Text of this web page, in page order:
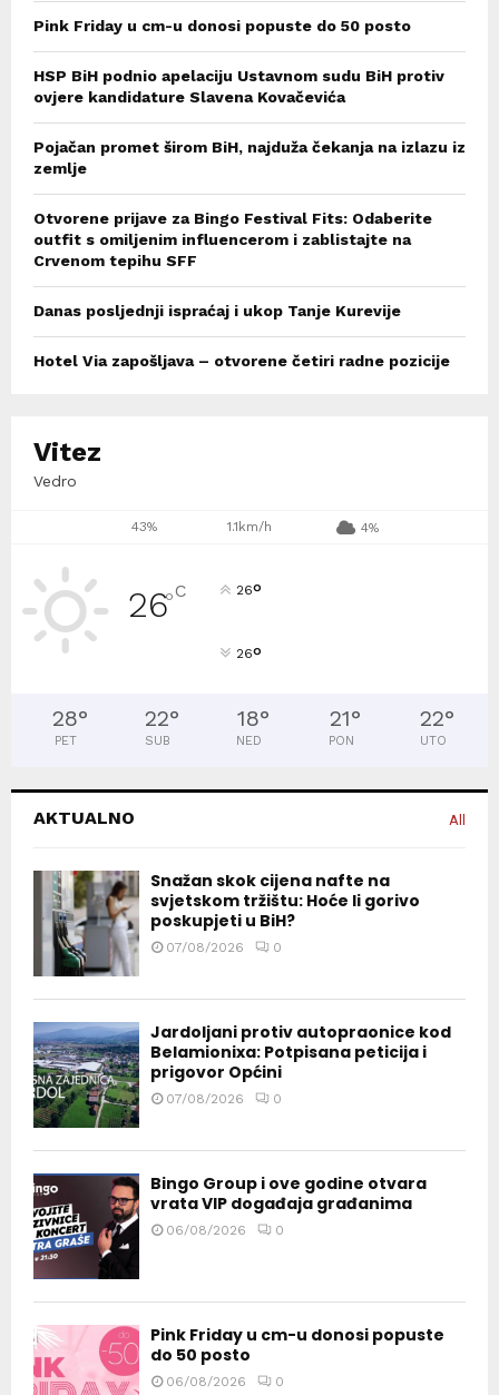
Pink Friday u cm-u donosi popuste do 50 posto
HSP BiH podnio apelaciju Ustavnom sudu BiH protiv
ovjere kandidature Slavena Kovačevića
Pojačan promet širom BiH, najduža čekanja na izlazu iz
zemlje
Otvorene prijave za Bingo Festival Fits: Odaberite
outfit s omiljenim influencerom i zablistajte na
Crvenom tepihu SFF
Danas posljednji ispraćaj i ukop Tanje Kurevije
Hotel Via zapošljava – otvorene četiri radne pozicije
Vitez
Vedro
43% 1.1km/h 4%
26°C 26°
26°
28°
PET
22°
SUB
18°
NED
21°
PON
22°
UTO
AKTUALNO All
Snažan skok cijena nafte na
svjetskom tržištu: Hoće li gorivo
poskupjeti u BiH?
07/08/2026 0
Jardoljani protiv autopraonice kod
Belamionixa: Potpisana peticija i
prigovor Općini
07/08/2026 0
Bingo Group i ove godine otvara
vrata VIP događaja građanima
06/08/2026 0
Pink Friday u cm-u donosi popuste
do 50 posto
06/08/2026 0